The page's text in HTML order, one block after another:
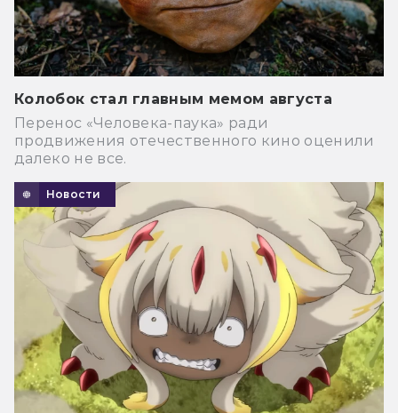
Колобок стал главным мемом августа
Перенос «Человека-паука» ради
продвижения отечественного кино оценили
далеко не все.
Новости